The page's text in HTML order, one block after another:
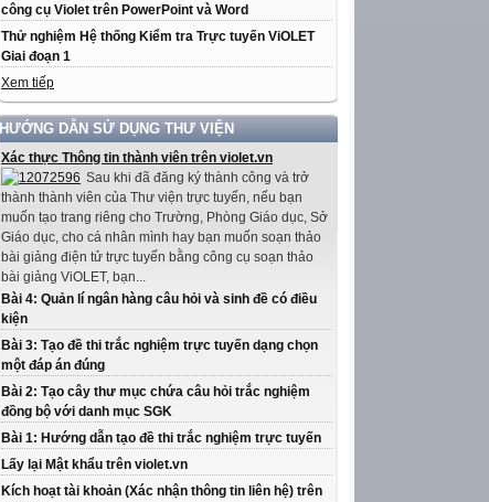
công cụ Violet trên PowerPoint và Word
Thử nghiệm Hệ thống Kiểm tra Trực tuyến ViOLET
Giai đoạn 1
Xem tiếp
HƯỚNG DẪN SỬ DỤNG THƯ VIỆN
Xác thực Thông tin thành viên trên violet.vn
Sau khi đã đăng ký thành công và trở
thành thành viên của Thư viện trực tuyến, nếu bạn
muốn tạo trang riêng cho Trường, Phòng Giáo dục, Sở
Giáo dục, cho cá nhân mình hay bạn muốn soạn thảo
bài giảng điện tử trực tuyến bằng công cụ soạn thảo
bài giảng ViOLET, bạn...
Bài 4: Quản lí ngân hàng câu hỏi và sinh đề có điều
kiện
Bài 3: Tạo đề thi trắc nghiệm trực tuyến dạng chọn
một đáp án đúng
Bài 2: Tạo cây thư mục chứa câu hỏi trắc nghiệm
đồng bộ với danh mục SGK
Bài 1: Hướng dẫn tạo đề thi trắc nghiệm trực tuyến
Lấy lại Mật khẩu trên violet.vn
Kích hoạt tài khoản (Xác nhận thông tin liên hệ) trên